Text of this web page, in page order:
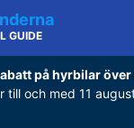
GUIDE
på hyrbilar över
till och med 11